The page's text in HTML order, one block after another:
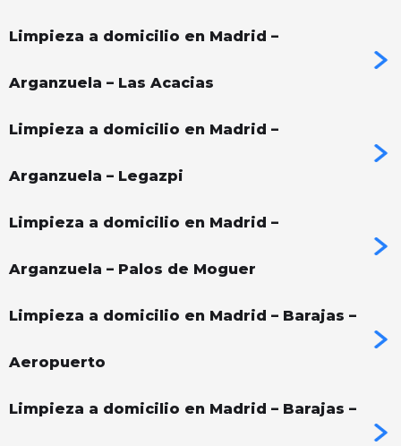
Limpieza a domicilio en Madrid –
Arganzuela – Las Acacias
Limpieza a domicilio en Madrid –
Arganzuela – Legazpi
Limpieza a domicilio en Madrid –
Arganzuela – Palos de Moguer
Limpieza a domicilio en Madrid – Barajas –
Aeropuerto
Limpieza a domicilio en Madrid – Barajas –